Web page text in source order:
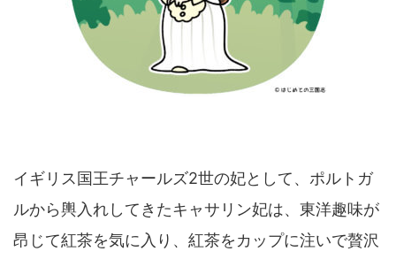
イギリス国王チャールズ2世の妃として、ポルトガ
ルから輿入れしてきたキャサリン妃は、東洋趣味が
昂じて紅茶を気に入り、紅茶をカップに注いで贅沢